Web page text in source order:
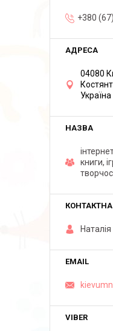
+380
04080
Україна
книги,
Наталія